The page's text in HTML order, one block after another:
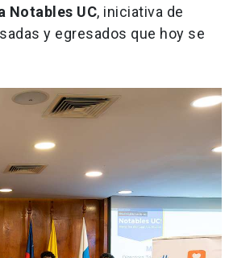
Notables UC, iniciativa de
y egresados que hoy se